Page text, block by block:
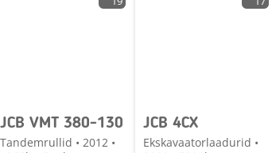
JCB VMT 380-130
Tandemrullid • 2012 •
JCB 4CX
Ekskavaatorlaadurid •